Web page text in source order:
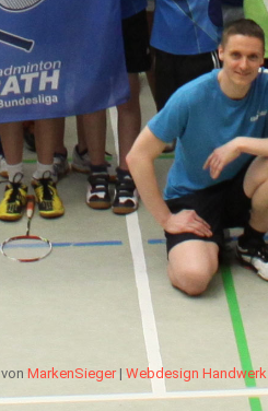
vonMarkenSieger|Webdesign Handwerk